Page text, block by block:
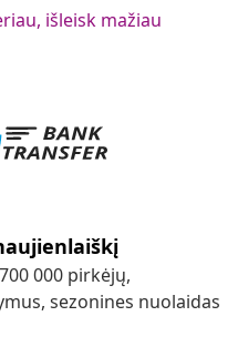
išleisk mažiau
000 pirkėjų,
sezonines nuolaidas